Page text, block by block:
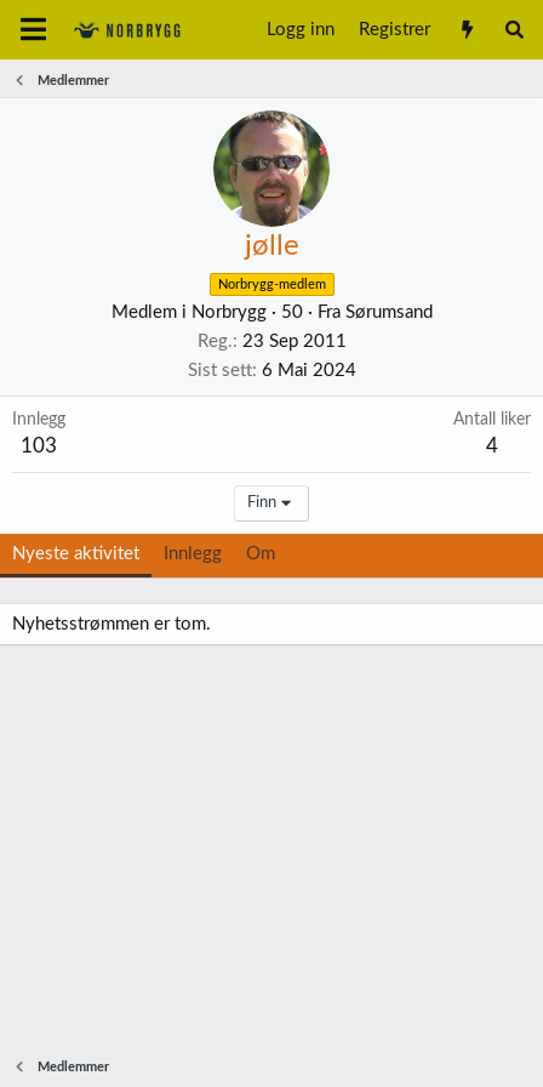
Logg inn Registrer
Medlemmer
jølle
Norbrygg-medlem
Medlem i Norbrygg · 50 · Fra Sørumsand
Reg. 23 Sep 2011
Sist sett 6 Mai 2024
Innlegg
103
Antall liker
4
Finn
Nyeste aktivitet Innlegg Om
Nyhetsstrømmen er tom.
Medlemmer